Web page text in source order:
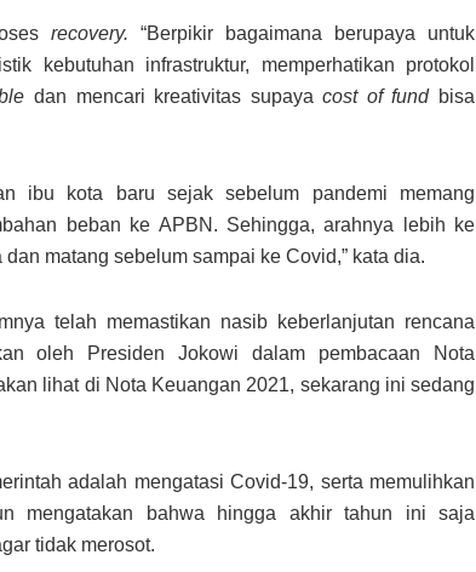
recovery. “Berpikir bagaimana berupaya untuk
kebutuhan infrastruktur, memperhatikan protokol
dan mencari kreativitas supayacost of fundbisa
ibu kota baru sejak sebelum pandemi memang
beban ke APBN. Sehingga, arahnya lebih ke
matang sebelum sampai ke Covid,” kata dia.
telah memastikan nasib keberlanjutan rencana
oleh Presiden Jokowi dalam pembacaan Nota
lihat di Nota Keuangan 2021, sekarang ini sedang
adalah mengatasi Covid-19, serta memulihkan
mengatakan bahwa hingga akhir tahun ini saja
tidak merosot.